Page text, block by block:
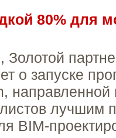
80% для
Золотой
о запуске
направленной
лучшим
BIM-